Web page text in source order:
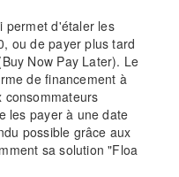
permet d'étaler les
ou de payer plus tard
Now Pay Later). Le
de financement à
consommateurs
les payer à une date
possible grâce aux
sa solution "Floa